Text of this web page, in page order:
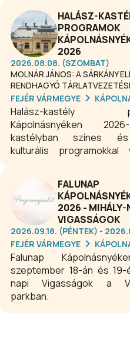
élményben
előadás
kikapcsolódásra,
felejthetetlen pillanatok
A szabadtéri
előadásokat,
táncelőadásokat láthat
nagyközönség a nyári
HALÁSZ-
PROGRAMOK
2026
2026.08.08. (SZOMBAT)
MOLNÁR JÁNOS: A SÁRKÁNY
RENDHAGYÓ
FEJÉR VÁRMEGYE
Halász-kastély
Kápolnásnyéken
kastélyban színes
kulturális programokkal
foglalkozások, családi és gyermek
programok, zenés
műsorok várják az
közönséget. A kastély
parkja gyakran ad otthont
rendezvényeknek,
FALUNAP
2026 - MIHÁLY-
VIGASSÁGOK
2026.09.18. (PÉNTEK) -
FEJÉR VÁRMEGYE
Falunap
szeptember 18-án és 19-
napi Vigasságok a
parkban.